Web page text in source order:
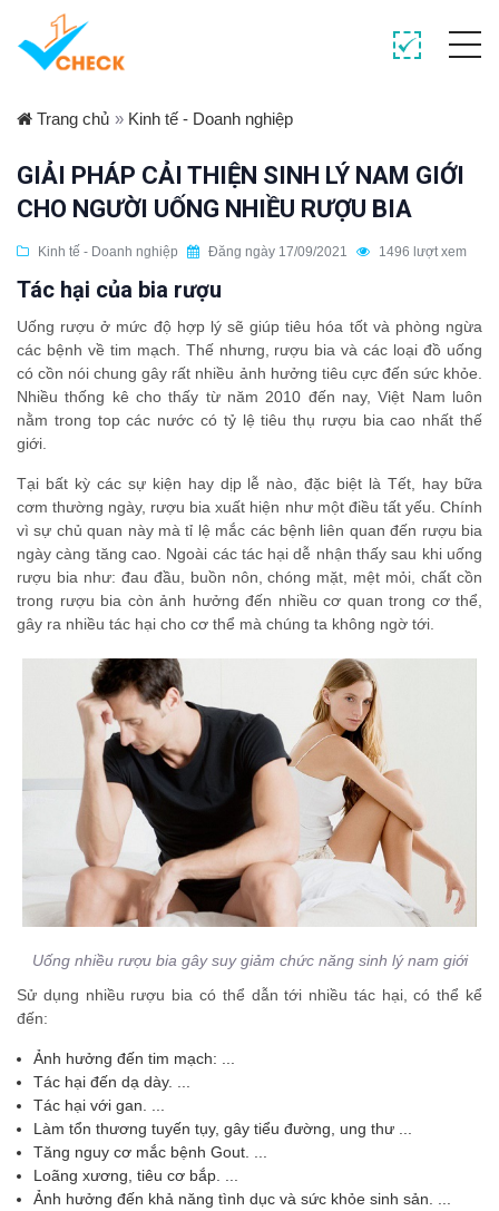
Trang chủ » Kinh tế - Doanh nghiệp
GIẢI PHÁP CẢI THIỆN SINH LÝ NAM GIỚI
CHO NGƯỜI UỐNG NHIỀU RƯỢU BIA
Kinh tế - Doanh nghiệp Đăng ngày 17/09/2021 1496 lượt xem
Tác hại của bia rượu
Uống rượu ở mức độ hợp lý sẽ giúp tiêu hóa tốt và phòng ngừa
các bệnh về tim mạch. Thế nhưng, rượu bia và các loại đồ uống
có cồn nói chung gây rất nhiều ảnh hưởng tiêu cực đến sức khỏe.
Nhiều thống kê cho thấy từ năm 2010 đến nay, Việt Nam luôn
nằm trong top các nước có tỷ lệ tiêu thụ rượu bia cao nhất thế
giới.
Tại bất kỳ các sự kiện hay dịp lễ nào, đặc biệt là Tết, hay bữa
cơm thường ngày, rượu bia xuất hiện như một điều tất yếu. Chính
vì sự chủ quan này mà tỉ lệ mắc các bệnh liên quan đến rượu bia
ngày càng tăng cao. Ngoài các tác hại dễ nhận thấy sau khi uống
rượu bia như: đau đầu, buồn nôn, chóng mặt, mệt mỏi, chất cồn
trong rượu bia còn ảnh hưởng đến nhiều cơ quan trong cơ thể,
gây ra nhiều tác hại cho cơ thể mà chúng ta không ngờ tới.
Uống nhiều rượu bia gây suy giảm chức năng sinh lý nam giới
Sử dụng nhiều rượu bia có thể dẫn tới nhiều tác hại, có thể kể
đến:
Ảnh hưởng đến tim mạch: ...
Tác hại đến dạ dày. ...
Tác hại với gan. ...
Làm tổn thương tuyến tụy, gây tiểu đường, ung thư ...
Tăng nguy cơ mắc bệnh Gout. ...
Loãng xương, tiêu cơ bắp. ...
Ảnh hưởng đến khả năng tình dục và sức khỏe sinh sản. ...